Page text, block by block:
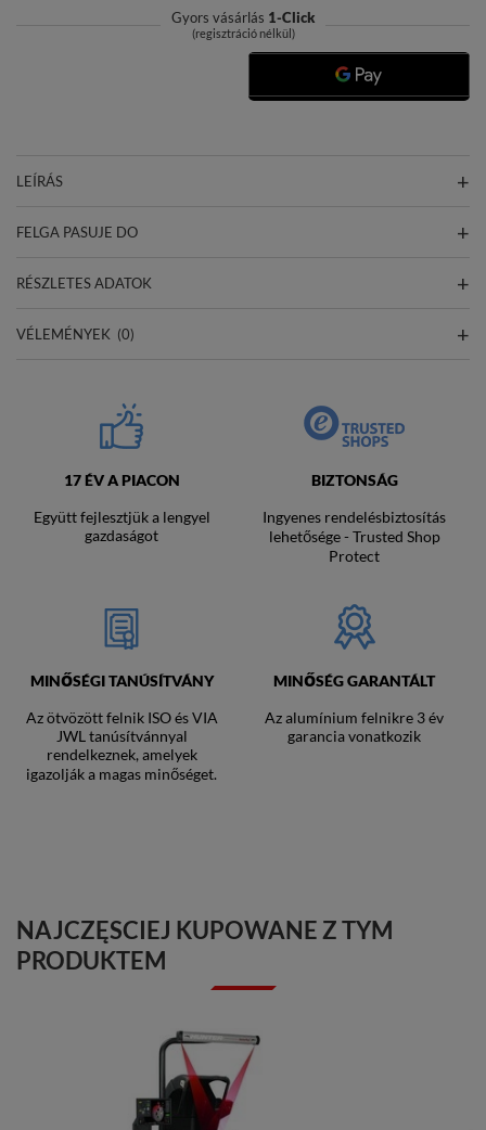
Gyors vásárlás 1-Click
(regisztráció nélkül)
LEÍRÁS
FELGA PASUJE DO
RÉSZLETES ADATOK
VÉLEMÉNYEK (0)
17 ÉV A PIACON
Együtt fejlesztjük a lengyel
gazdaságot
BIZTONSÁG
Ingyenes rendelésbiztosítás
lehetősége - Trusted Shop
Protect
MINŐSÉGI TANÚSÍTVÁNY
Az ötvözött felnik ISO és VIA
JWL tanúsítvánnyal
rendelkeznek, amelyek
igazolják a magas minőséget.
MINŐSÉG GARANTÁLT
Az alumínium felnikre 3 év
garancia vonatkozik
NAJCZĘSCIEJ KUPOWANE Z TYM
PRODUKTEM